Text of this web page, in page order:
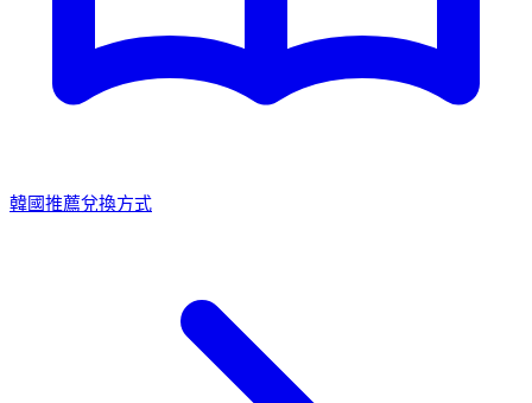
韓國推薦兌換方式